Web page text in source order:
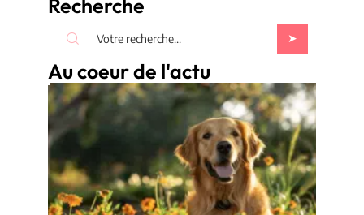
Recherche
Au coeur de l'actu